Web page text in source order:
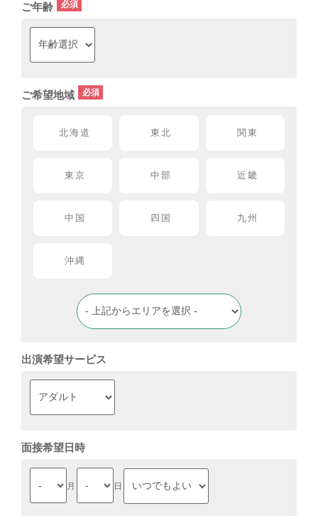
ご年齢
ご希望地域
北海道 東北 関東
東京 中部 近畿
中国 四国 九州
沖縄
出演希望サービス
面接希望日時
月 日